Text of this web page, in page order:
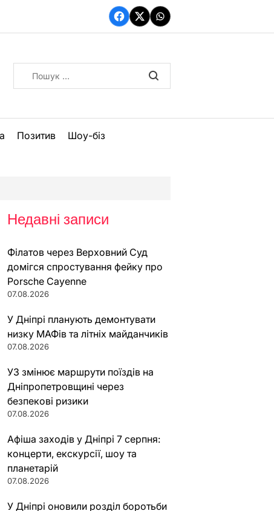
Facebook
TwitterWhatsApp
Позитив Шоу-біз
Недавні записи
Філатов через Верховний Суд
домігся спростування фейку про
Porsche Cayenne
07.08.2026
У Дніпрі планують демонтувати
низку МАФів та літніх майданчиків
07.08.2026
УЗ змінює маршрути поїздів на
Дніпропетровщині через
безпекові ризики
07.08.2026
Афіша заходів у Дніпрі 7 серпня:
концерти, екскурсії, шоу та
планетарій
07.08.2026
У Дніпрі оновили розділ боротьби